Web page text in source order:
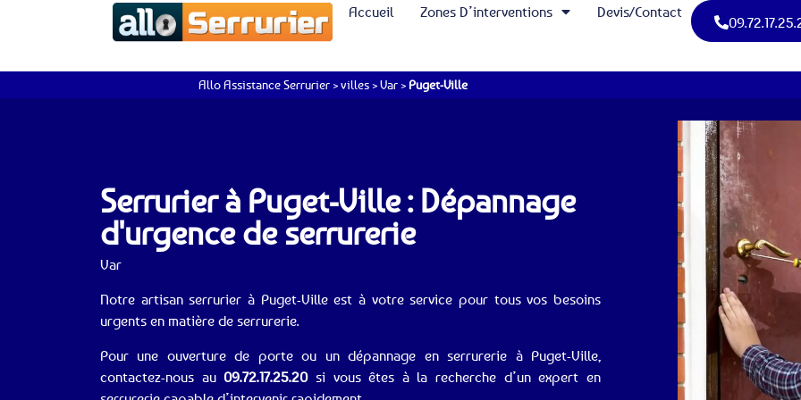
Accueil Zones D’interventions Devis/Contact
Allo Assistance Serrurier >villes >Var >Puget-Ville
Serrurier à Puget-Ville : Dépannage
d'urgence de serrurerie
Var
Notre artisan serrurier à Puget-Ville est à votre service pour tous vos besoins
urgents en matière de serrurerie.
Pour une ouverture de porte ou un dépannage en serrurerie à Puget-Ville,
contactez-nous au09.72.17.25.20si vous êtes à la recherche d’un expert en